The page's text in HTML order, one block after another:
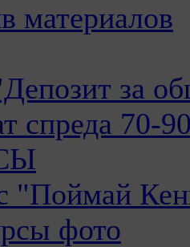
материалов
за
спреда 70-
"Поймай
фото